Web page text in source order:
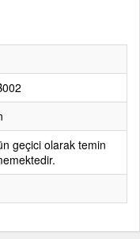
geçici olarak temin